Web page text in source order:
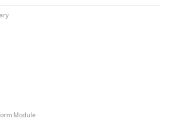
Module